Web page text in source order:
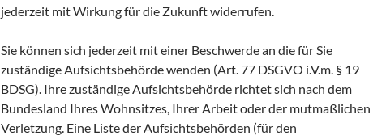
jederzeit mit Wirkung für die Zukunft widerrufen.
Sie können sich jederzeit mit einer Beschwerde an die für Sie
zuständige Aufsichtsbehörde wenden (Art. 77 DSGVO i.V.m. § 19
BDSG). Ihre zuständige Aufsichtsbehörde richtet sich nach dem
Bundesland Ihres Wohnsitzes, Ihrer Arbeit oder der mutmaßlichen
Verletzung. Eine Liste der Aufsichtsbehörden (für den